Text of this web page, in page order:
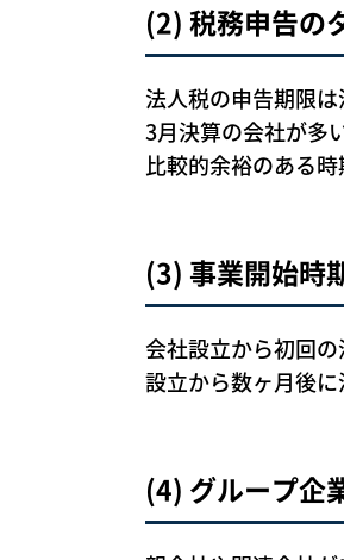
(2) 税務申告の
法人税の申告期限は
3月決算の会社が多
比較的余裕のある
(3) 事業開始時
会社設立から初回の
設立から数ヶ月後
(4) グループ企